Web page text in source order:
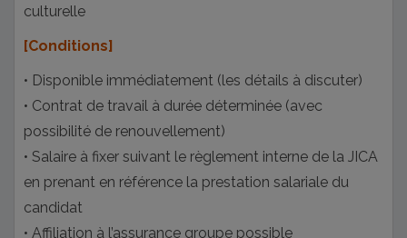
culturelle
[Conditions]
• Disponible immédiatement (les détails à discuter)
• Contrat de travail à durée déterminée (avec
possibilité de renouvellement)
• Salaire à fixer suivant le règlement interne de la JICA
en prenant en référence la prestation salariale du
candidat
• Affiliation à l’assurance groupe possible